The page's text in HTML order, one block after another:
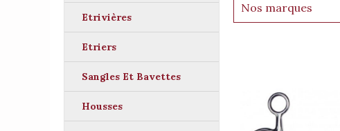
Etrivières
Etriers
Sangles Et Bavettes
Housses
Nos marques